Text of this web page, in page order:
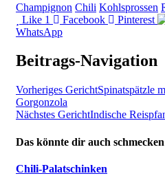
Champignon Chili Kohlsprossen
Like 1 Facebook Pinterest
WhatsApp
Beitrags-Navigation
Vorheriges GerichtSpinatspätzle
Gorgonzola
Nächstes GerichtIndische
Das könnte dir auch schmecken
Chili-Palatschinken